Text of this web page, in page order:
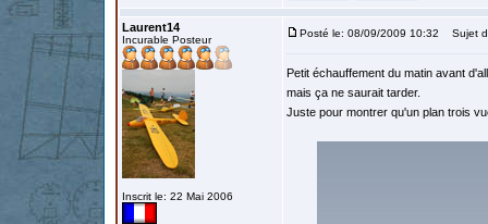
Laurent14
Incurable Posteur
Inscrit le: 22 Mai 2006
Posté le: 08/09/2009 10:32 Sujet
Petit échauffement du matin avant
mais ça ne saurait tarder.
Juste pour montrer qu'un plan trois